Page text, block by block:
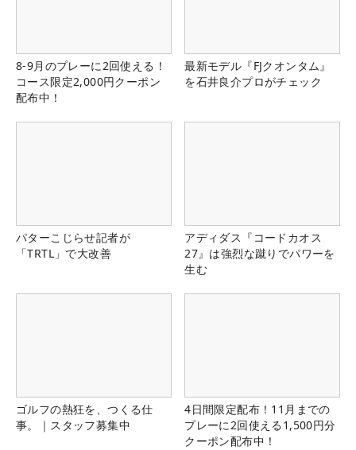
8-9月のプレーに2回使える！
コース限定2,000円クーポン
配布中！
最新モデル『FJクオンタム』
を石井良介プロがチェック
パターこじらせ記者が
「TRTL」で大改善
アディダス『コードカオス
27』は強烈な蹴りでパワーを
生む
ゴルフの熱狂を、つくる仕
事。｜スタッフ募集中
4日間限定配布！11月までの
プレーに2回使える1,500円分
クーポン配布中！